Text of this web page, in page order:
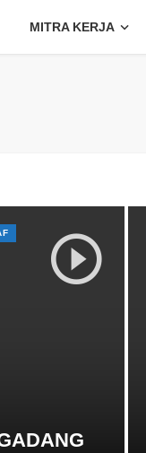
MITRA KERJA